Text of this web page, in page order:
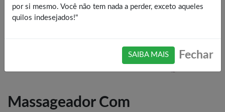
por si mesmo. Você não tem nada a perder, exceto aqueles
quilos indesejados!"
SAIBA MAIS Fechar
Massageador Com